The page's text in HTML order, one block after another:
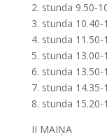
2. stunda 9.50-
3. stunda 10.40-
4. stunda 11.50-
5. stunda 13.00-
6. stunda 13.50-
7. stunda 14.35-
8. stunda 15.20-
II MAIŅA